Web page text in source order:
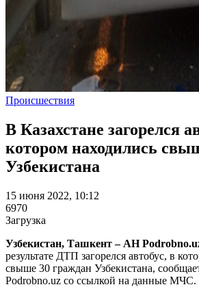
Происшествия
В Казахстане загорелся
котором находились
Узбекистана
15 июня 2022, 10:12
6970
Загрузка
Узбекистан, Ташкент – АН
результате ДТП загорелся автобус, в
свыше 30 граждан Узбекистана,
Podrobno.uz со ссылкой на данные МЧС.